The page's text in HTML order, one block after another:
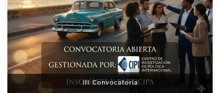
XI Conference on Strategic Studies